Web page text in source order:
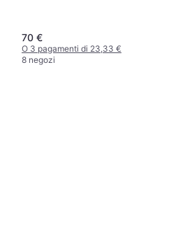
70 €
O 3 pagamenti di 23,33 €
8 negozi